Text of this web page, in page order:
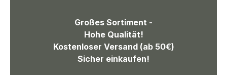
Großes Sortiment -
Hohe Qualität!
Kostenloser Versand (ab 50€)
Sicher einkaufen!